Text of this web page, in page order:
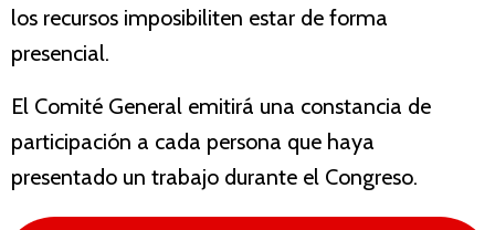
los recursos imposibiliten estar de forma
presencial.
El Comité General emitirá una constancia de
participación a cada persona que haya
presentado un trabajo durante el Congreso.